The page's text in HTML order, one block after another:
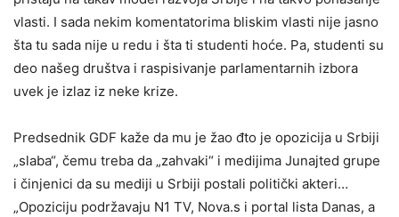
vlasti. I sada nekim komentatorima bliskim vlasti nije jasno
šta tu sada nije u redu i šta ti studenti hoće. Pa, studenti su
deo našeg društva i raspisivanje parlamentarnih izbora
uvek je izlaz iz neke krize.
Predsednik GDF kaže da mu je žao đto je opozicija u Srbiji
„slaba“, čemu treba da „zahvaki“ i medijima Junajted grupe
i činjenici da su mediji u Srbiji postali politički akteri…
„Opoziciju podržavaju N1 TV, Nova.s i portal lista Danas, a